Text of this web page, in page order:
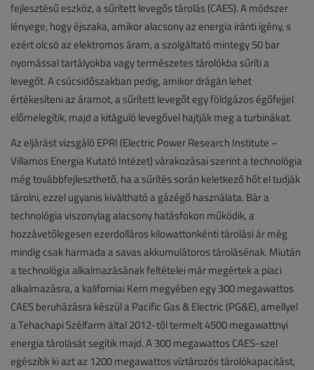
fejlesztésű eszköz, a sűrített levegős tárolás (CAES). A módszer
lényege, hogy éjszaka, amikor alacsony az energia iránti igény, s
ezért olcsó az elektromos áram, a szolgáltató mintegy 50 bar
nyomással tartályokba vagy természetes tárolókba sűríti a
levegőt. A csúcsidőszakban pedig, amikor drágán lehet
értékesíteni az áramot, a sűrített levegőt egy földgázos égőfejjel
előmelegítik, majd a kitáguló levegővel hajtják meg a turbinákat.
Az eljárást vizsgáló EPRI (Electric Power Research Institute –
Villamos Energia Kutató Intézet) várakozásai szerint a technológia
még továbbfejleszthető, ha a sűrítés során keletkező hőt el tudják
tárolni, ezzel ugyanis kiváltható a gázégő használata. Bár a
technológia viszonylag alacsony hatásfokon működik, a
hozzávetőlegesen ezerdolláros kilowattonkénti tárolási ár még
mindig csak harmada a savas akkumulátoros tárolásénak. Miután
a technológia alkalmazásának feltételei már megértek a piaci
alkalmazásra, a kaliforniai Kern megyében egy 300 megawattos
CAES beruházásra készül a Pacific Gas & Electric (PG&E), amellyel
a Tehachapi Szélfarm által 2012-től termelt 4500 megawattnyi
energia tárolását segítik majd. A 300 megawattos CAES-szel
egészítik ki azt az 1200 megawattos víztározós tárolókapacitást,